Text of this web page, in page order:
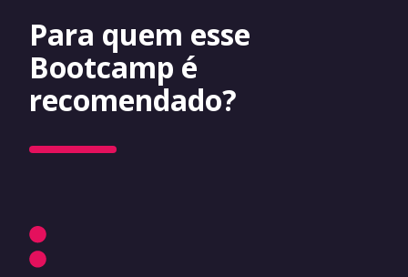
Para quem esse
Bootcamp é
recomendado?